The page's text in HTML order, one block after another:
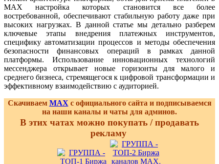
MAX настройка которых становится все более
востребованной, обеспечивают стабильную работу даже при
высоких нагрузках. В данной статье мы детально разберем
ключевые этапы внедрения платежных инструментов,
специфику автоматизации процессов и методы обеспечения
безопасности финансовых операций в рамках данной
платформы. Использование инновационных технологий
мессенджера открывает новые горизонты для малого и
среднего бизнеса, стремящегося к цифровой трансформации и
эффективному взаимодействию с аудиторией.
Скачиваем MAX с официального сайта и подписываемся
на наши каналы и чаты для админов.
В этих чатах можно покупать / продавать
рекламу